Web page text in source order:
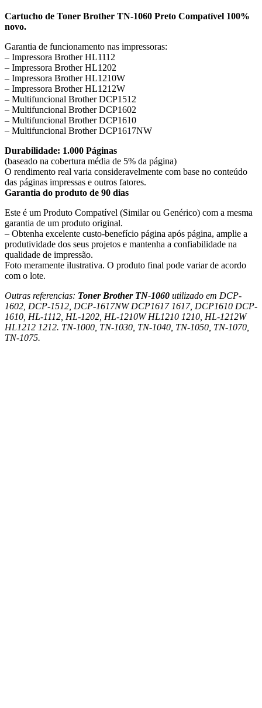
Cartucho de Toner Brother TN-1060 Preto Compatível 100%
novo.
Garantia de funcionamento nas impressoras:
– Impressora Brother HL1112
– Impressora Brother HL1202
– Impressora Brother HL1210W
– Impressora Brother HL1212W
– Multifuncional Brother DCP1512
– Multifuncional Brother DCP1602
– Multifuncional Brother DCP1610
– Multifuncional Brother DCP1617NW
Durabilidade: 1.000 Páginas
(baseado na cobertura média de 5% da página)
O rendimento real varia consideravelmente com base no conteúdo
das páginas impressas e outros fatores.
Garantia do produto de 90 dias
Este é um Produto Compatível (Similar ou Genérico) com a mesma
garantia de um produto original.
– Obtenha excelente custo-benefício página após página, amplie a
produtividade dos seus projetos e mantenha a confiabilidade na
qualidade de impressão.
Foto meramente ilustrativa. O produto final pode variar de acordo
com o lote.
Outras referencias: Toner Brother TN-1060 utilizado em DCP-
1602, DCP-1512, DCP-1617NW DCP1617 1617, DCP1610 DCP-
1610, HL-1112, HL-1202, HL-1210W HL1210 1210, HL-1212W
HL1212 1212. TN-1000, TN-1030, TN-1040, TN-1050, TN-1070,
TN-1075.